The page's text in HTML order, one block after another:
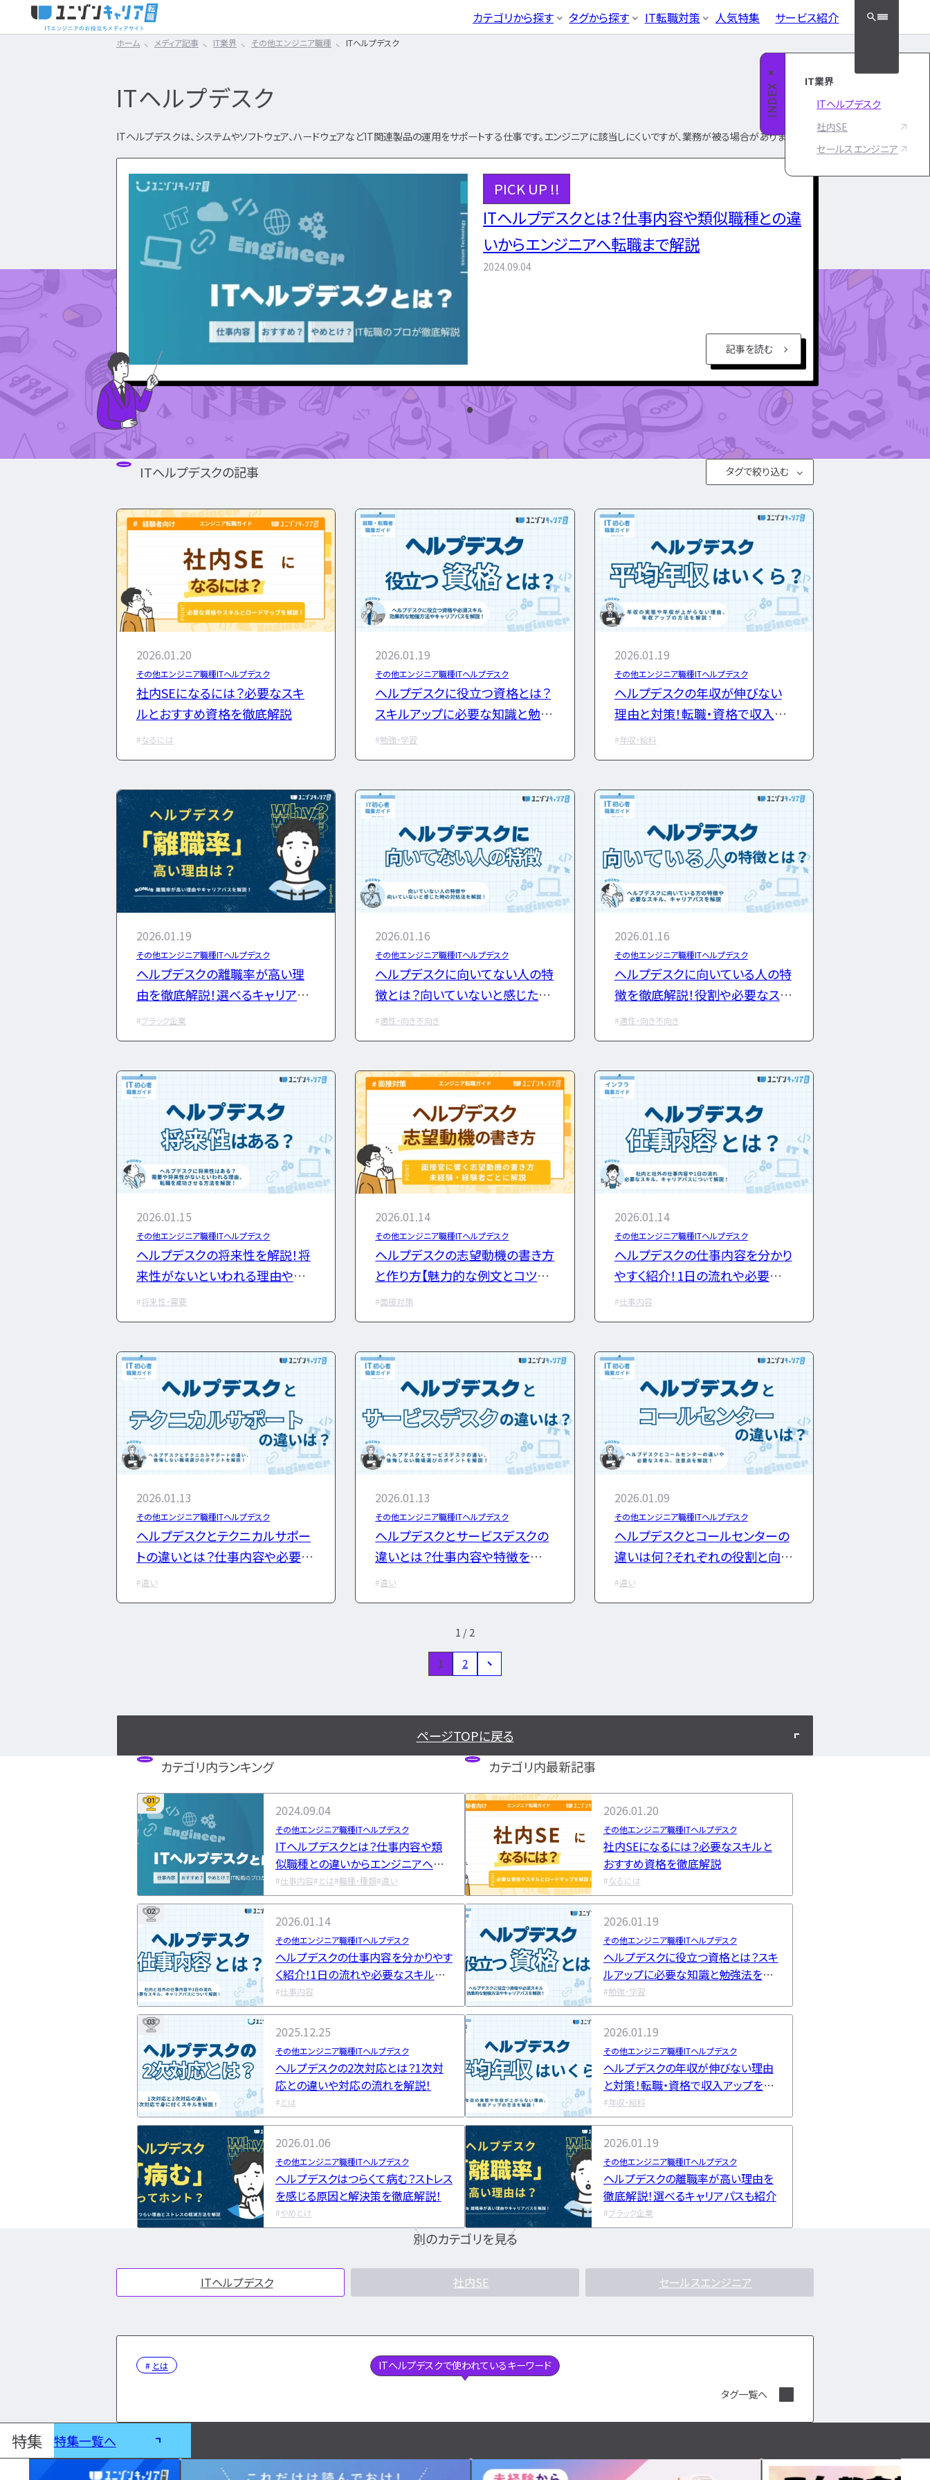
カテゴリから探す
IT転職コラム
転職エージェント
IT企業レビュー
IT用語wiki
ITエンジニア
プログラマー
クラウドエンジニア
Webエンジニア
アプリケーションエンジニア
フロントエンドエンジニア
QAエンジニア
組み込みエンジニア
バックエンドエンジニア
情報処理技術者試験（国家）
タグから探す
タイミング
スキルアップ ホワイト企業
キャリアパス
タグ一覧へ
IT転職対策
01 エンジニア転職の準備02 エンジニア転職活動 面接対策・内定獲得
人気特集 サービス紹介
まずは読みたい記事をサクッと検索！
転職エージェント
IT企業レビュー
IT用語wiki
開発エンジニア
インフラエンジニ
ア
プログラマー
データベースエン
セキュリティエンジ
Webエンジニア
アプリケーション
エンジニア
フロントエンドエ
ンジニア
ア
ジニア
その他エンジニア
職種
民間インフラ資格
情報処理技術者試
験（国家）
タグから探す
CompTIA JSTQB
swift
CCIE
CCST
AI
Java
GCP
LPIC
LinuC
CCNP
スキルアップ
プロジェクト
ホワイト企業
転職失敗
ブラック企業
適性・向き不向き
スキル
将来性・需要
就活・新卒
職種・種類
転職成功
年収アップ
やめとけ
働き方
キャリアアップ
キャリアパス
なるには
女性
勉強・学習
書類選考
経験者
転職フェーズから探す
エンジニア転職の準備
エンジニア転職活動
企業研究・求人応募
応募書類・資格勉強
面接対策・内定獲得
ユニゾンキャリア「IT転職メディア編集部」 ニュースページ 利用規約 個人情報の取り扱い
個人情報保護方針
カテゴリ×タグ から探す 転職フェーズ
カテゴ
探す
業界で選ぶIT転職
転職エージェント
職種別おすすめ
経験別おすすめ
年齢別おすすめ
技術別おすすめ
IT企業レビュー
IT企業分析
ITスクール
プログラミングスクール
IT用語wiki
開発職向け用語集
エンジニア職業ガイド
エンジニア転職ガイド
開発エンジニア
開発職業ゴシップ
開発転職ガイド
インフラエンジニア
インフラ職業ガイド
インフラ職業ゴシップ
システムエンジニア
SE職業ガイド
SE転職ガイド
プログラマー
PG転職ガイド
インフラエンジニア職種
サーバーエンジニア
セキュリティエンジニア
クラウドエンジニア
開発エンジニア職種
サーバーサイドエンジニア
フロントエンドエンジニア
QAエンジニア
組み込みエンジニア
バックエンドエンジニア
自社開発
Sler
プロジェクト管理
プロジェクトマネージャー（PM）
ITコンサルタント
プロジェクトマネジメントオフィサー（PMO）
その他エンジニア職種
社内SE
セールスエンジニア
エンジニア資格
Swift資格
Python資格
Ruby資格
HTML資格
Java資格
Android™技術者認定試験
PHP資格
C言語資格
Google Cloud 認定資格
OSS-DB認定資格
AWS認定資格
ITIL®認定資格
CISA®認定資格
(ISC)²認定資格
Cisco技術者認定資格
Microsoft Azure認定資格
情報処理技術者試験（国家）
プロジェクトマネージャ試験
ITストラテジスト試験
システムアーキテクト試験
ネットワークスペシャリスト試験
情報セキュリティマネジメント試験
ITパスポート
基本情報技術者試験
応用情報技術者試験
情報処理安全確保支援士試験
システム監査技術者試験
ITサービスマネージャ試験
エンベデッドシステムスペシャリスト試験
フルスタックエンジニア CompTIA JSTQB swift CCIE
CCST
オラクルマスター タイミング C言語 PHP Ruby
Java
GCP
Azure AWS LPIC CCNA
スキルアップ
プロジェクト
ホワイト企業
成長
文系 辞めたい ランキング 経歴・学歴 ブラック企業
適性・向き不向き
スキル
仕事内容 将来性・需要 年収・給料 就活・新卒 とは
職種・種類
転職成功
年収アップ やめとけ 働き方 キャリアアップ
未経験
女性 勉強・学習 書類選考 面接対策 おすすめ 違い
エンジニア転職の準備
エンジニアってどういう仕事？ エンジニアの働き方はどうなの？ エンジニアはおすすめなの？
エンジニア転職活動
何のエンジニアになればいい？
エンジニアの勉強は何をすればいい？
エンジニアの転職に必要なものは？
企業研究・求人応募
企業選びで失敗すると？ 転職の軸に沿った企業はどう選ぶ？
応募書類・資格勉強
エンジニアの資格取得は何がいい？
ポートフォリオ・スキルシートは？
面接対策・内定獲得
エンジニアの面接対策どうすれば？
エンジニアの面接で落とされる理由は？
エンジニアの技術質問どう答える？
検索結果：864
検索
ホーム メディア記事 IT業界 その他エンジニア職種 ITヘルプデスク
ITヘルプデスク
ITヘルプデスクは、システムやソフトウェア、ハードウェアなどIT関連製品の運用をサポートする仕事です。エンジニアに該当しにくいですが、業務が被る場合があります。
INDEX
IT業界
ITヘルプデスク
社内SE
セールスエンジニア
PICK UP !!
ITヘルプデスクとは？仕事内容や類似職種との違
いからエンジニアへ転職まで解説
2024.09.04
記事を読む
ITヘルプデスクの記事
タグで絞り込む
2026.01.20
その他エンジニア職種ITヘルプデスク
社内SEになるには？必要なスキ
ルとおすすめ資格を徹底解説
なるには
2026.01.19
その他エンジニア職種ITヘルプデスク
ヘルプデスクに役立つ資格とは？
スキルアップに必要な知識と勉強
法を詳しく解説
勉強・学習
2026.01.19
その他エンジニア職種ITヘルプデスク
ヘルプデスクの年収が伸びない
理由と対策！転職・資格で収入ア
ップを目指す方法を解説
年収・給料
2026.01.19
その他エンジニア職種ITヘルプデスク
ヘルプデスクの離職率が高い理
由を徹底解説！選べるキャリアパ
スも紹介
ブラック企業
2026.01.16
その他エンジニア職種ITヘルプデスク
ヘルプデスクに向いてない人の特
徴とは？向いていないと感じたと
きの対処法も紹介
適性・向き不向き
2026.01.16
その他エンジニア職種ITヘルプデスク
ヘルプデスクに向いている人の特
徴を徹底解説！役割や必要なスキ
ルも紹介
適性・向き不向き
2026.01.15
その他エンジニア職種ITヘルプデスク
ヘルプデスクの将来性を解説！将
来性がないといわれる理由やキャ
リアパスを紹介
将来性・需要
2026.01.14
その他エンジニア職種ITヘルプデスク
ヘルプデスクの志望動機の書き方
と作り方【魅力的な例文とコツを
紹介】
面接対策
2026.01.14
その他エンジニア職種ITヘルプデスク
ヘルプデスクの仕事内容を分かり
やすく紹介！1日の流れや必要なス
キルも解説
仕事内容
2026.01.13
その他エンジニア職種ITヘルプデスク
ヘルプデスクとテクニカルサポー
トの違いとは？仕事内容や必要な
スキルを徹底解説
違い
2026.01.13
その他エンジニア職種ITヘルプデスク
ヘルプデスクとサービスデスクの
違いとは？仕事内容や特徴を分か
りやすく解説
違い
2026.01.09
その他エンジニア職種ITヘルプデスク
ヘルプデスクとコールセンターの
違いは何？それぞれの役割と向い
ている方の特徴
違い
1 / 2
1 2
ページTOPに戻る
カテゴリ内ランキング
01
2024.09.04
その他エンジニア職種ITヘルプデスク
ITヘルプデスクとは？仕事内容や類
似職種との違いからエンジニアへ転
職まで解説
仕事内容 とは 職種・種類 違い
02
2026.01.14
その他エンジニア職種ITヘルプデスク
ヘルプデスクの仕事内容を分かりやす
く紹介！1日の流れや必要なスキルも
解説
仕事内容
03
2025.12.25
その他エンジニア職種ITヘルプデスク
ヘルプデスクの2次対応とは？1次対
応との違いや対応の流れを解説！
とは
2026.01.06
その他エンジニア職種ITヘルプデスク
ヘルプデスクはつらくて病む？ストレス
を感じる原因と解決策を徹底解説！
やめとけ
カテゴリ内最新記事
2026.01.20
その他エンジニア職種ITヘルプデスク
社内SEになるには？必要なスキルと
おすすめ資格を徹底解説
なるには
2026.01.19
その他エンジニア職種ITヘルプデスク
ヘルプデスクに役立つ資格とは？スキ
ルアップに必要な知識と勉強法を詳
しく解説
勉強・学習
2026.01.19
その他エンジニア職種ITヘルプデスク
ヘルプデスクの年収が伸びない理由
と対策！転職・資格で収入アップを目
指す方法を解説
年収・給料
2026.01.19
その他エンジニア職種ITヘルプデスク
ヘルプデスクの離職率が高い理由を
徹底解説！選べるキャリアパスも紹介
ブラック企業
別のカテゴリを見る
ITヘルプデスク 社内SE セールスエンジニア
ITヘルプデスクで使われているキーワード
とは
タグ一覧へ
特集 特集一覧へ